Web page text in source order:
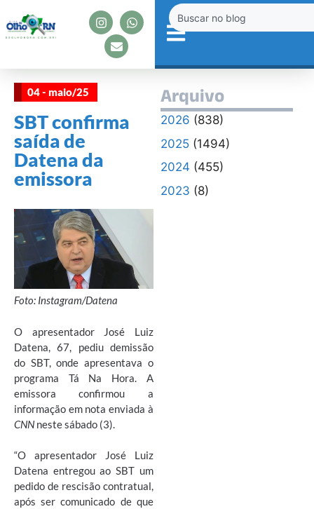
04 - maio/25
SBT confirma
saída de
Datena da
emissora
Foto: Instagram/Datena
O apresentador José Luiz
Datena, 67, pediu demissão
do SBT, onde apresentava o
programa Tá Na Hora. A
emissora confirmou a
informação em nota enviada à
CNN neste sábado (3).
“O apresentador José Luiz
Datena entregou ao SBT um
pedido de rescisão contratual,
após ser comunicado de que
Arquivo
2026 (838)
2025(1494)
2024 (455)
2023 (8)